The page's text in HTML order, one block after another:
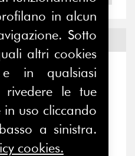
edEventi
- Eventi
estiva,
in alcun
Sotto
altri cookies
in qualsiasi
rivedere le tue
in uso cliccando
a sinistra.
cookies.